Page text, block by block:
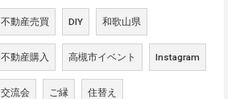
不動産売買 DIY 和歌山県
不動産購入 高槻市イベント Instagram
交流会 ご縁 住替え